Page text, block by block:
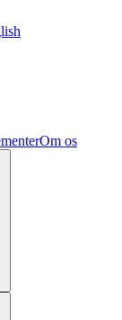
Om os